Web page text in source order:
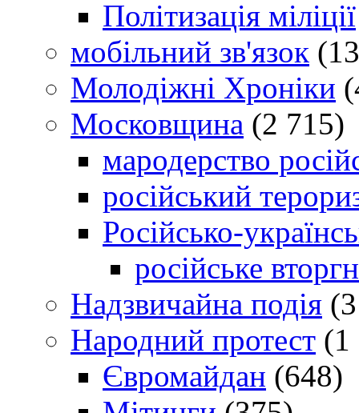
Політизація міліції
мобільний зв'язок
Молодіжні Хроніки
Московщина (2 715)
мародерство
російський
Російсько-
російське
Надзвичайна подія
Народний протест (1
Євромайдан (648)